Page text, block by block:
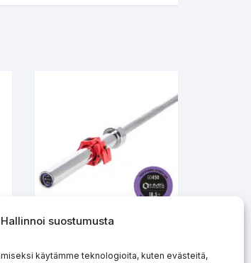
Hallinnoi suostumusta
käytämme teknologioita, kuten evästeitä,
Levytanko 220 cm